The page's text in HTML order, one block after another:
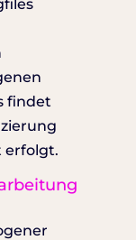
findet
erfolgt.